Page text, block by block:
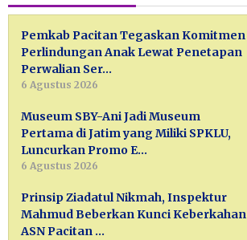
Pemkab Pacitan Tegaskan Komitmen
Perlindungan Anak Lewat Penetapan
Perwalian Ser…
6 Agustus 2026
Museum SBY-Ani Jadi Museum
Pertama di Jatim yang Miliki SPKLU,
Luncurkan Promo E…
6 Agustus 2026
Prinsip Ziadatul Nikmah, Inspektur
Mahmud Beberkan Kunci Keberkahan
ASN Pacitan …